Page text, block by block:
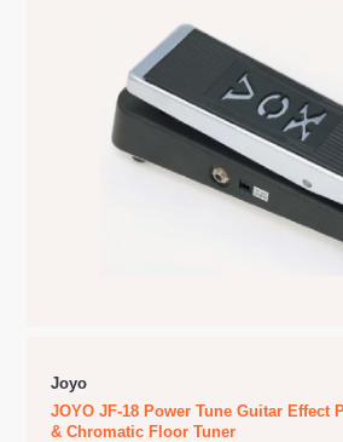
Joyo
JOYO JF-18 Power Tune Guitar Effect
& Chromatic Floor Tuner